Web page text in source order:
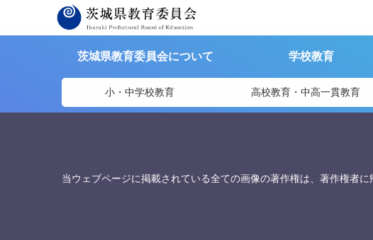
茨城県教育委員会について 学校教育
小・中学校教育 高校教育・中高一貫教育
茨城県教育委員会>資料提供> 文部科学省のWWLコンソーシアム構築支援事業
茨城県教育委員会
〒310-8588 茨城県水戸市笠原町978番6 茨城県教育庁総務課
TEL. 029-301-5148
FAX. 029-301-5139
当ウェブページに掲載されている全ての画像の著作権は、著作権者